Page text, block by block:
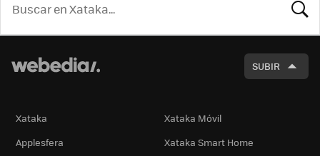
SUBIR
Xataka
Xataka Móvil
Applesfera
Xataka Smart Home